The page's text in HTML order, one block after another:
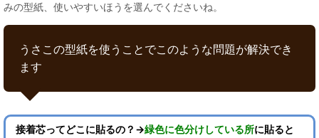
みの型紙、使いやすいほうを選んでくださいね。
うさこの型紙を使うことでこのような問題が解決でき
ます
接着芯ってどこに貼るの？→緑色に色分けしている所に貼ると